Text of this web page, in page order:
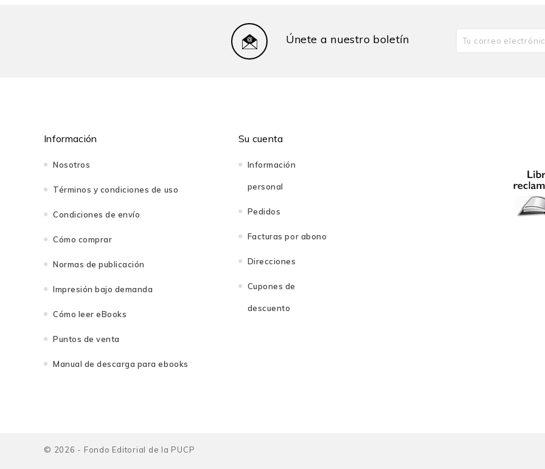
sabiduría y comprensión (coeditor, 2023). Es miembro de diversas sociedades académicas internacionales,
y Lenguaje (MyL) y al Instituto de Desarrollo Humano de América Latina (IDHAL).
Únete a nuestro boletín
Información
Nosotros
Términos y condiciones de uso
Condiciones de envío
Cómo comprar
Normas de publicación
Impresión bajo demanda
Cómo leer eBooks
Puntos de venta
Manual de descarga para ebooks
Su cuenta
Información
personal
Pedidos
Facturas por abono
Direcciones
Cupones de
descuento
© 2026 - Fondo Editorial de la PUCP